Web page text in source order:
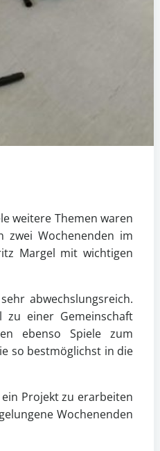
weitere Themen waren
zwei Wochenenden im
Margel mit wichtigen
abwechslungsreich.
zu einer Gemeinschaft
ebenso Spiele zum
so bestmöglichst in die
Projekt zu erarbeiten
Wochenenden